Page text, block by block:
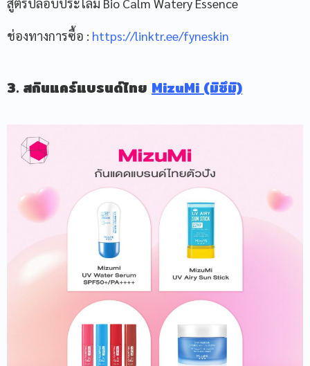
ช่องทางการซื้อ : https://linktr.ee/fyneskin
3. สกินแคร์แบรนด์ไทย MizuMi (มิซึมิ)